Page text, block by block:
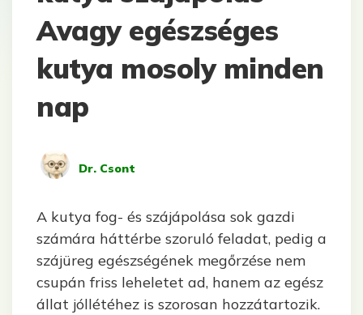
Avagy egészséges
kutya mosoly minden
nap
Közzétette
Dr. Csont
A kutya fog- és szájápolása sok gazdi
számára háttérbe szoruló feladat, pedig a
szájüreg egészségének megőrzése nem
csupán friss leheletet ad, hanem az egész
állat jóllétéhez is szorosan hozzátartozik.